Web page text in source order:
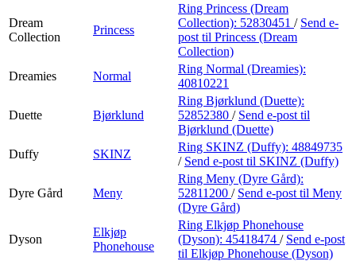
Dream
Collection
Princess
Ring Princess (Dream
Collection): 52830451 / Send e-
post til Princess (Dream
Collection)
Dreamies
Normal
Ring Normal (Dreamies):
40810221
Duette Bjørklund
Ring Bjørklund (Duette):
52852380 / Send e-post til
Bjørklund (Duette)
Duffy
SKINZ
Ring SKINZ (Duffy): 48849735
/ Send e-post til SKINZ (Duffy)
Dyre Gård Meny
Ring Meny (Dyre Gård):
52811200 / Send e-post til Meny
(Dyre Gård)
Dyson
Elkjøp
Phonehouse
Ring Elkjøp Phonehouse
(Dyson): 45418474 / Send e-post
til Elkjøp Phonehouse (Dyson)